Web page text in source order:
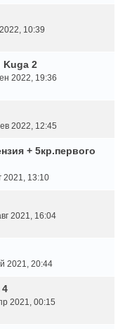
10:39
2
2022, 19:36
2022, 12:45
+ 5кр.первого
2021, 13:10
2021, 16:04
2021, 20:44
4
2021, 00:15